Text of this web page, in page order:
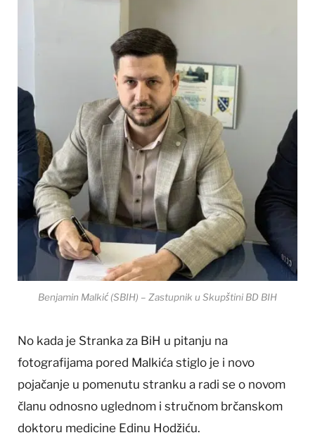
Benjamin Malkić (SBIH) – Zastupnik u Skupštini BD BIH
No kada je Stranka za BiH u pitanju na
fotografijama pored Malkića stiglo je i novo
pojačanje u pomenutu stranku a radi se o novom
članu odnosno uglednom i stručnom brčanskom
doktoru medicine Edinu Hodžiću.